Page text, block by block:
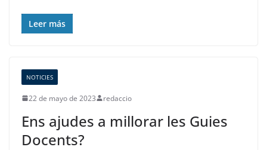
Leer más
NOTICIES
22 de mayo de 2023 redaccio
Ens ajudes a millorar les Guies
Docents?